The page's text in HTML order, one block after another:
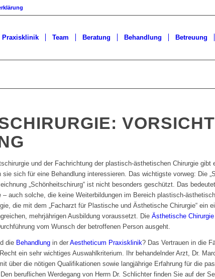
Praxisklinik Team Beratung Behandlung Betreuung
und der Fachrichtung der plastisch-ästhetischen Chirurgie
sich für eine Behandlung interessieren. Das wichtigste vorweg: Die
„Schönheitschirurg“ ist nicht besonders geschützt. Das
auch solche, die keine Weiterbildungen im Bereich plastisch-
die mit dem „Facharzt für Plastische und Ästhetische Chirurgie“ ein
mehrjährigen Ausbildung voraussetzt. Die Ästhetische Chirurgie
vom Wunsch der betroffenen Person ausgeht.
die Behandlung in der Aestheticum Praxisklinik? Das Vertrauen in die
ein sehr wichtiges Auswahlkriterium. Ihr behandelnder Arzt, Dr.
über die nötigen Qualifikationen sowie langjährige Erfahrung für die
beruflichen Werdegang von Herrn Dr. Schlichter finden Sie auf der